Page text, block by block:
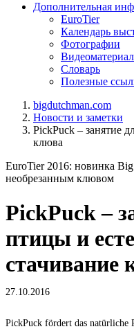
Дополнительная
EuroTier
Календарь
Фотографии
Словарь
Полезные
bigdutchman.com
Новости и заметки
PickPuck – занятие
клюва
EuroTier 2016: новинка
необрезанным клювом
PickPuck –
птицы и
стачивание
27.10.2016
PickPuck fördert das natürliche